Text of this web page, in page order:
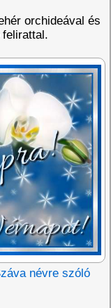
orchideával és
névre szóló